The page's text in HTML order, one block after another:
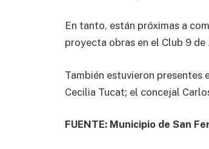
En tanto, están próximas a
proyecta obras en el Club 9 de
También estuvieron presentes
Cecilia Tucat; el concejal
FUENTE: Municipio de San